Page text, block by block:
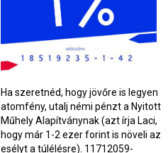
Ha szeretnéd, hogy jövőre is legyen
atomfény, utalj némi pénzt a Nyitott
Műhely Alapítványnak (azt írja Laci,
hogy már 1-2 ezer forint is növeli az
esélyt a túlélésre). 11712059-